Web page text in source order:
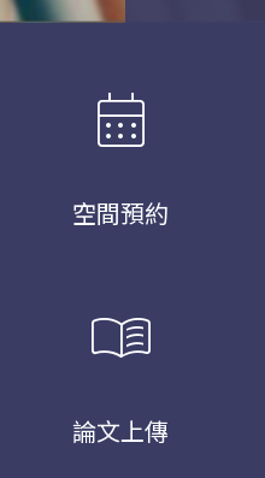
calendar_month
空間預約
menu_book
論文上傳